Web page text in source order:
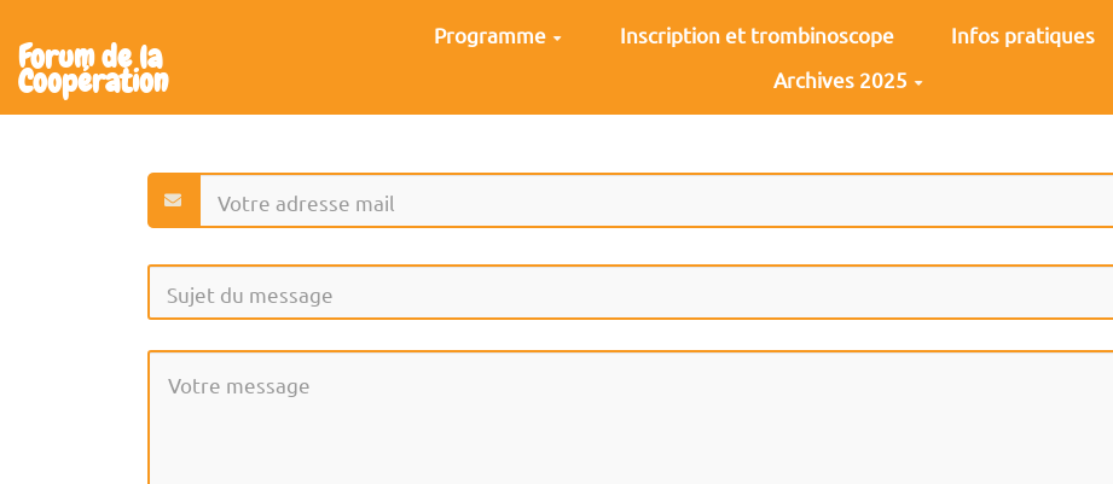
Forum de la
Coopération
Programme Inscription et trombinoscope Infos pratiques
Archives 2025